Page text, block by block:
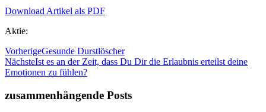
Download Artikel als PDF
Aktie:
VorherigeGesunde Durstlöscher
NächsteIst es an der Zeit, dass Du Dir die Erlaubnis erteilst deine
Emotionen zu fühlen?
zusammenhängende Posts